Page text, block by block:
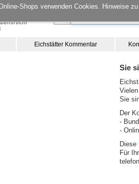
Shops verwenden Cookies. Hinweise
Eichstätter Kommentar
Sie
Sie
Der
-
-
Diese
Für